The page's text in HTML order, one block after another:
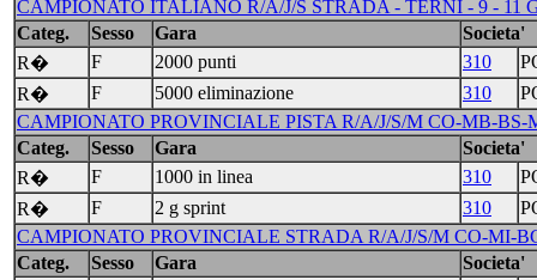
CAMPIONATO ITALIANO R/A/J/S STRADA - TERNI - 9 - 11
Categ.
Sesso Gara
Societa'
R�
F 2000 punti 310
R�
F 5000 eliminazione 310
CAMPIONATO PROVINCIALE PISTA R/A/J/S/M CO-MB-
Categ.
Sesso Gara
Societa'
R�
F 1000 in linea 310
R�
F 2 g sprint 310
CAMPIONATO PROVINCIALE STRADA R/A/J/S/M CO-MI-
Categ.
Sesso Gara
Societa'